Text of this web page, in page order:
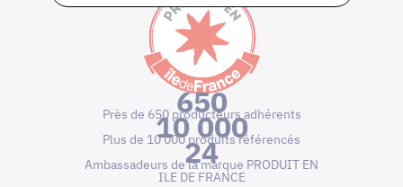
650
Près de 650 producteurs adhérents
10 000
Plus de 10 000 produits référencés
24
Ambassadeurs de la marque PRODUIT EN
ILE DE FRANCE